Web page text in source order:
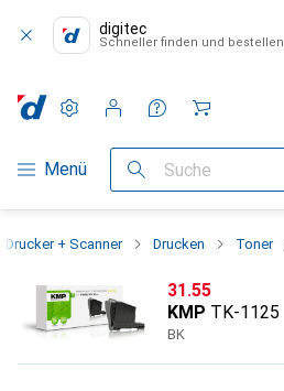
digitec
Schneller finden und bestellen
Navigation nach Kategorien
Menü Suche
Einstellungen
Kundenkonto
Vergleichslisten
Merklisten
Warenkorb
Drucker + Scanner Drucken Toner
CHF
31.55
KMP TK-1125
BK